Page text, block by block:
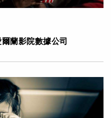
蘭影院數據公司